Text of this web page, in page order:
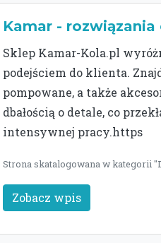
Kamar -
Sklep Kamar-Kola.pl
podejściem do klienta.
pompowane, a także
dbałością o detale, co
intensywnej pracy.https
Strona skatalogowana w kategorii
Zobacz wpis